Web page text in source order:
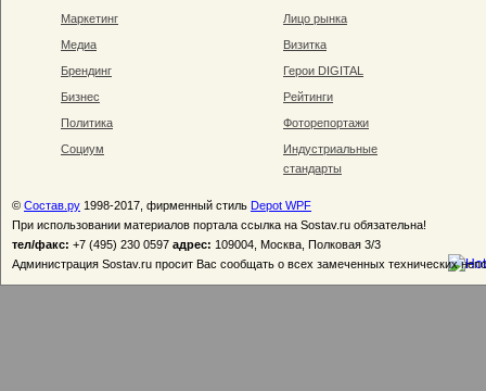
Маркетинг
Медиа
Брендинг
Бизнес
Политика
Социум
Лицо рынка
Визитка
Герои DIGITAL
Рейтинги
Фоторепортажи
Индустриальные
стандарты
© Состав.ру 1998-2017, фирменный стиль Depot WPF
При использовании материалов портала ссылка на Sostav.ru обязательна!
тел/факс: +7 (495) 230 0597 адрес: 109004, Москва, Полковая 3/3
Администрация Sostav.ru просит Вас сообщать о всех замеченных технических